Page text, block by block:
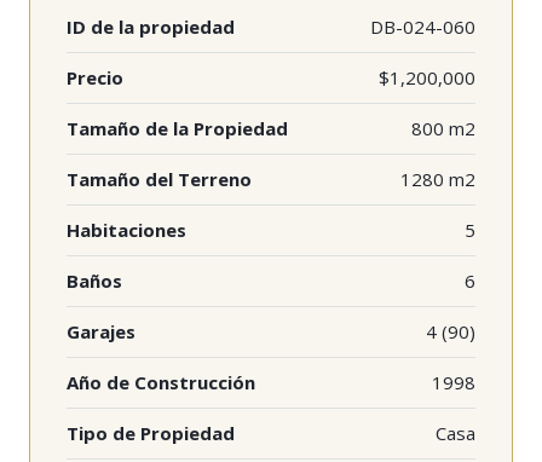
ID de la propiedad DB-024-060
Precio $1,200,000
Tamaño de la Propiedad 800 m2
Tamaño del Terreno 1280 m2
Habitaciones 5
Baños 6
Garajes 4 (90)
Año de Construcción 1998
Tipo de Propiedad Casa